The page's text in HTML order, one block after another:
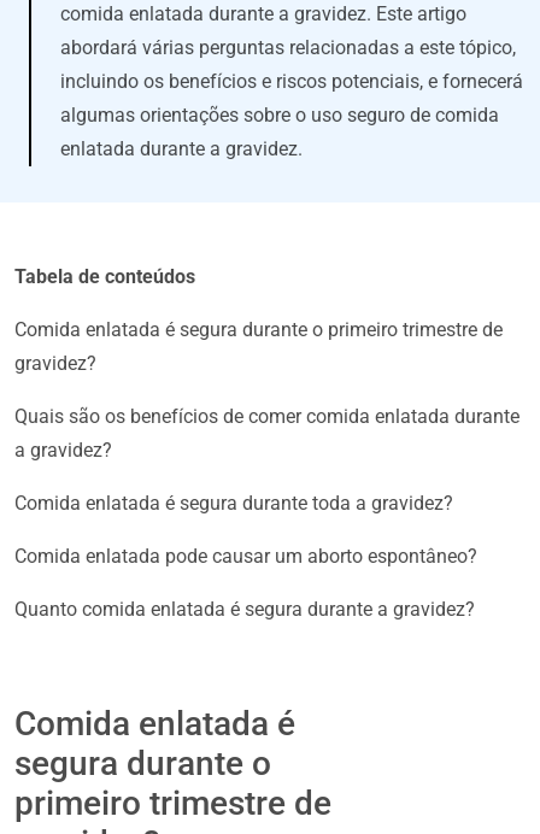
comida enlatada durante a gravidez. Este artigo
abordará várias perguntas relacionadas a este tópico,
incluindo os benefícios e riscos potenciais, e fornecerá
algumas orientações sobre o uso seguro de comida
enlatada durante a gravidez.
Tabela de conteúdos
Comida enlatada é segura durante o primeiro trimestre de
gravidez?
Quais são os benefícios de comer comida enlatada durante
a gravidez?
Comida enlatada é segura durante toda a gravidez?
Comida enlatada pode causar um aborto espontâneo?
Quanto comida enlatada é segura durante a gravidez?
Comida enlatada é
segura durante o
primeiro trimestre de